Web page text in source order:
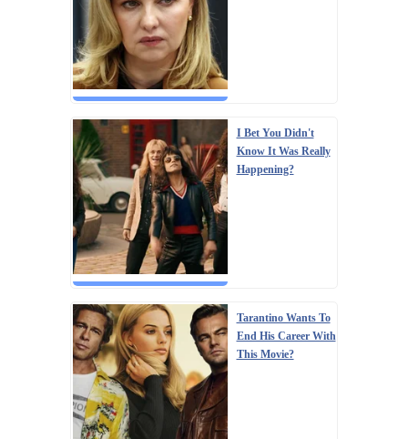
I Bet You Didn't
Know It Was Really
Happening?
Tarantino Wants To
End His Career With
This Movie?